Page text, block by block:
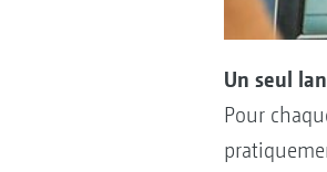
Un seul
Pour